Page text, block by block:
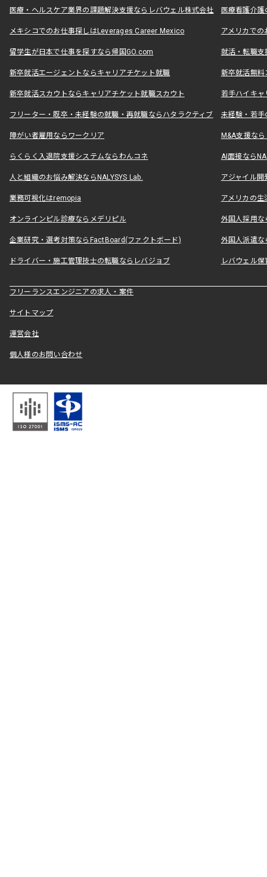
医療・ヘルスケア業界の課題解決支援ならレバウェル株式会社 医療看護介
メキシコでのお仕事探しはLeverages Career Mexico アメリカで
留学生が日本で仕事を探すなら帰国GO.com 就活・転職
新卒就活エージェントならキャリアチケット就職 新卒就活無料
新卒就活スカウトならキャリアチケット就職スカウト 若手ハイキ
フリーター・既卒・未経験の就職・再就職ならハタラクティブ 未経験・若手
障がい者雇用ならワークリア M&A支援な
らくらく入退院支援システムならわんコネ AI面接なら
人と組織のお悩み解決ならNALYSYS Lab. アジャイル
業務可視化はremopia アメリカの
オンラインピル診療ならメデリピル 外国人採用
企業研究・選考対策ならFactBoard(ファクトボード) 外国人派遣な
ドライバー・施工管理技士の転職ならレバジョブ レバウェル
フリーランスエンジニアの求人・案件
サイトマップ
運営会社
個人様のお問い合わせ